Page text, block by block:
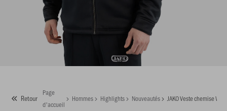
Retour
Page
d'accueil
Hommes Highlights Nouveautés JAKO Veste chemise